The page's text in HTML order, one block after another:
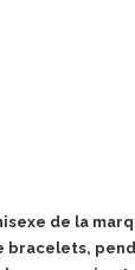
de la